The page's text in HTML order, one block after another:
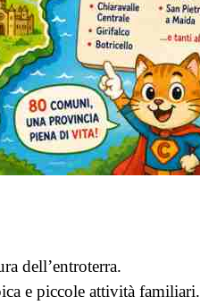
dell’entroterra.
e piccole attività familiari.